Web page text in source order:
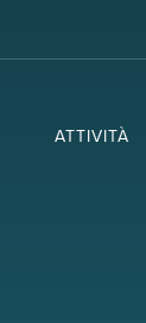
ATTIVITÀ